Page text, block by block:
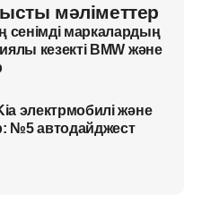
мәліметтер
сенімді маркалардың
кезекті BMW және
электрмобилі және
№5 автодайджест